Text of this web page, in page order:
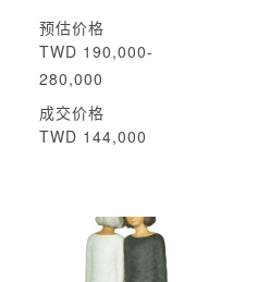
预估价格
TWD 190,000-
280,000
成交价格
TWD 144,000